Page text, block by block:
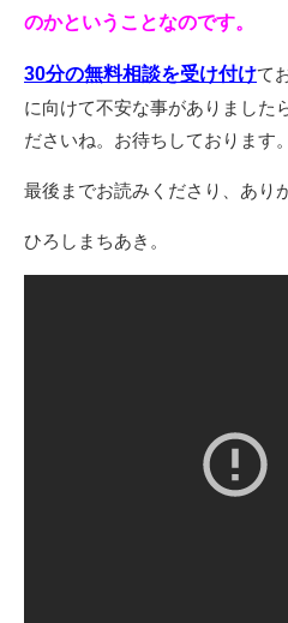
のかということなのです。
30分の無料相談を受け付けて
に向けて不安な事がありました
ださいね。お待ちしております。
最後までお読みくださり、あり
ひろしまちあき。